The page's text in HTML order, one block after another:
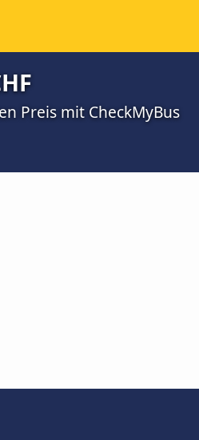
Preis mit CheckMyBus